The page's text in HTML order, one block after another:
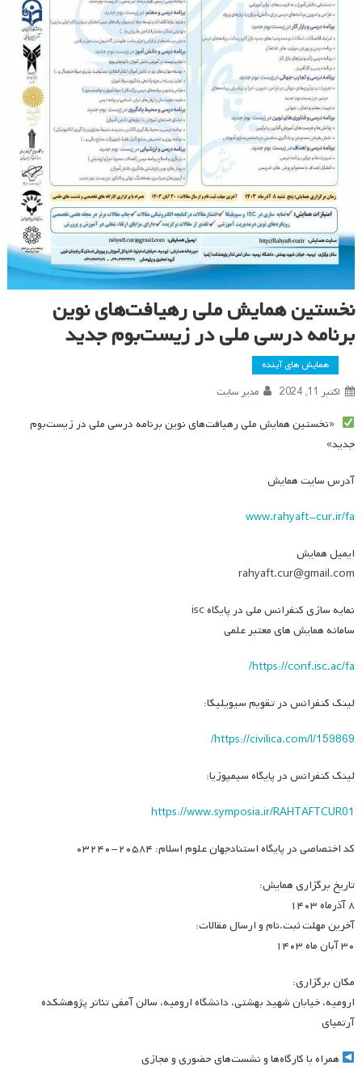
نخستین همایش ملی رهیافت‌های نوین
برنامه درسی ملی در زیست‌بوم جدید
همایش های آینده
اکتبر 11, 2024 مدیر سایت
«نخستین همایش ملی رهیافت‌های نوین برنامه درسی ملی در زیست‌بوم
جدید»
آدرس سایت همایش
www.rahyaft-cur.ir/fa
ایمیل همایش
rahyaft.cur@gmail.com
نمایه سازی کنفرانس ملی در پایگاه isc
سامانه همایش های معتبر علمی
https://conf.isc.ac/fa/
لینک کنفرانس در تقویم سیویلیکا:
https://civilica.com/l/159869/
لینک کنفرانس در پایگاه سیمپوزیا:
https://www.symposia.ir/RAHTAFTCUR01
کد اختصاصی در پایگاه استنادجهان علوم اسلام: ۲۰۵۸۴-۰۳۲۴۰
تاریخ برگزاری همایش:
۸ آذرماه ۱۴۰۳
آخرین مهلت ثبت.نام و ارسال مقالات:
۳۰ آبان ماه ۱۴۰۳
مکان برگزاری:
ارومیه، خیابان شهید بهشتی، دانشگاه ارومیه، سالن آمفی تئاتر پژوهشکده
آرتمیای
همراه با کارگاه‌ها و نشست‌های حضوری و مجازی